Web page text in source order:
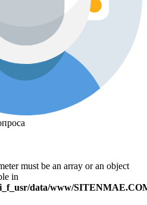
must be an array or an object
in
data/www/